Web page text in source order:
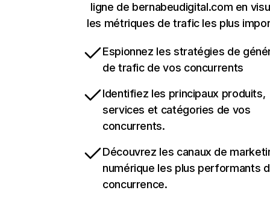
ligne de bernabeudigital.com en
les métriques de trafic les plus
Espionnez les stratégies de
de trafic de vos concurrents
Identifiez les principaux produits,
services et catégories de vos
concurrents.
Découvrez les canaux de
numérique les plus performants
concurrence.